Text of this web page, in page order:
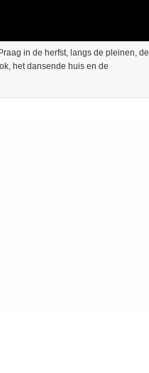
in de herfst, langs de pleinen, de
het dansende huis en de